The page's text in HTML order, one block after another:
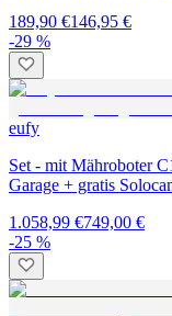
189,90 €146,95 €
-29 %
eufy
Set - mit Mähroboter
Garage + gratis
1.058,99 €749,00 €
-25 %